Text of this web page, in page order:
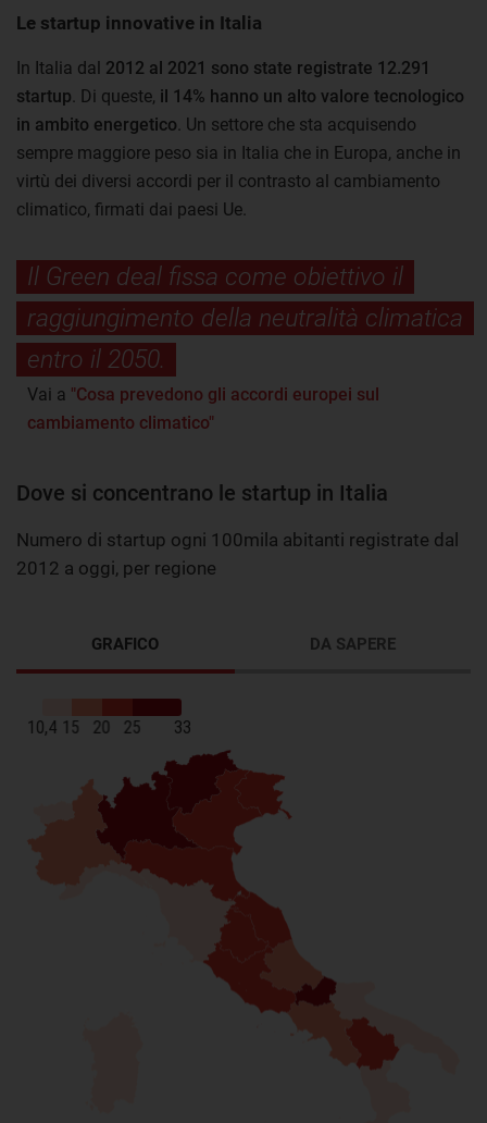
Le startup innovative in Italia
In Italia dal 2012 al 2021 sono state registrate 12.291
startup . Di queste, il 14% hanno un alto valore tecnologico
in ambito energetico . Un settore che sta acquisendo
sempre maggiore peso sia in Italia che in Europa, anche in
virtù dei diversi accordi per il contrasto al cambiamento
climatico, firmati dai paesi Ue.
Il Green deal fissa come obiettivo il
raggiungimento della neutralità climatica
entro il 2050.
Vai a "Cosa prevedono gli accordi europei sul
cambiamento climatico"
Dove si concentrano le startup in Italia
Numero di startup ogni 100mila abitanti registrate dal
2012 a oggi, per regione
GRAFICO DA SAPERE